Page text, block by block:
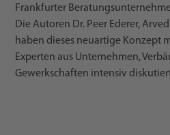
Frankfurter
Die Autoren Dr. Peer Ederer,
haben dieses neuartige Konzept
Experten aus Unternehmen,
Gewerkschaften intensiv